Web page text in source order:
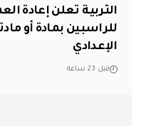
التربية تعلن إعادة
للراسبين بمادة أو
الإعدادي
قبل 23 ساعة